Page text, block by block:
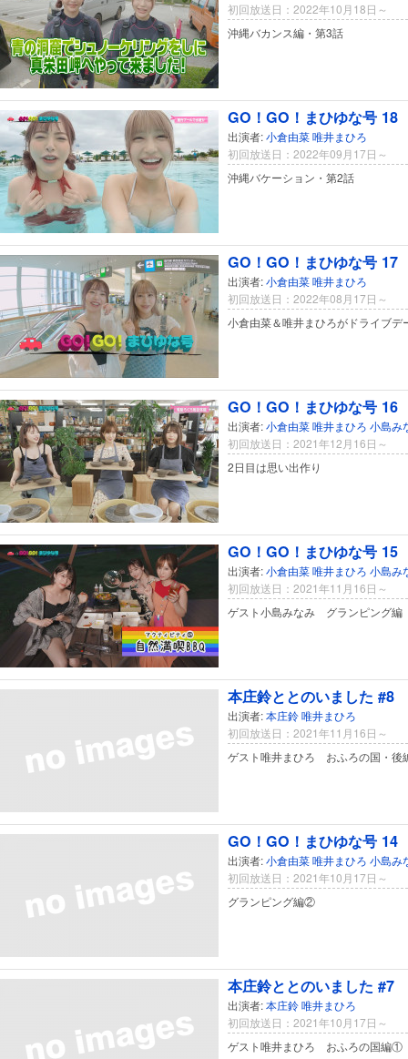
初回放送日：2022年10月18日～
沖縄バカンス編・第3話
GO！GO！まひゆな号 18
出演者:小倉由菜唯井まひろ
初回放送日：2022年09月17日～
沖縄バケーション・第2話
GO！GO！まひゆな号 17
出演者:小倉由菜唯井まひろ
初回放送日：2022年08月17日～
小倉由菜＆唯井まひろがドライブデ
GO！GO！まひゆな号 16
出演者:小倉由菜唯井まひろ 小島み
初回放送日：2021年12月16日～
2日目は思い出作り
GO！GO！まひゆな号 15
出演者:小倉由菜唯井まひろ 小島み
初回放送日：2021年11月16日～
ゲスト小島みなみ グランピング編
本庄鈴ととのいました #8
出演者:本庄鈴唯井まひろ
初回放送日：2021年11月16日～
ゲスト唯井まひろ おふろの国・後
GO！GO！まひゆな号 14
出演者:小倉由菜唯井まひろ 小島み
初回放送日：2021年10月17日～
グランピング編②
本庄鈴ととのいました #7
出演者:本庄鈴唯井まひろ
初回放送日：2021年10月17日～
ゲスト唯井まひろ おふろの国編①